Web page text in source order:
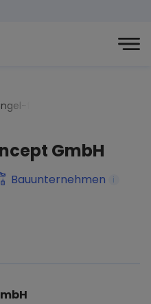
fortuna-concept-gmbh
GmbH
Bauunternehmen i